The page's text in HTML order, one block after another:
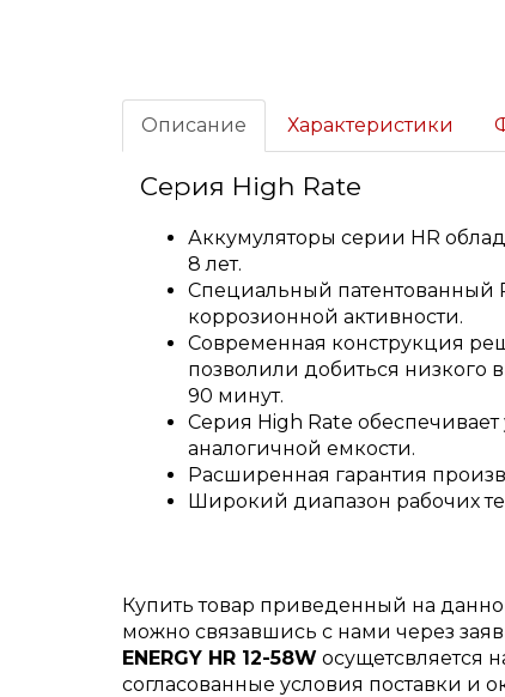
Описание Характеристики
Серия High Rate
Аккумуляторы серии HR
8 лет.
Специальный патентованный
коррозионной активности.
Современная конструкция
позволили добиться низкого
90 минут.
Серия High Rate
аналогичной емкости.
Расширенная гарантия
Широкий диапазон рабочих
Купить товар приведенный на
можно связавшись с нами через
ENERGY HR 12-58W осущетсвляется
согласованные условия поставки и